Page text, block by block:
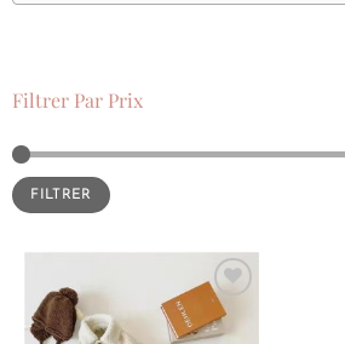
Filtrer Par Prix
FILTRER
Ajouter
à la